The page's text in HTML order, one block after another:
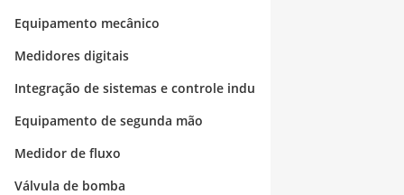
strial
Equipamento mecânico
Medidores digitais
Integração de sistemas e controle indu
strial
Equipamento de segunda mão
Medidor de fluxo
Válvula de bomba